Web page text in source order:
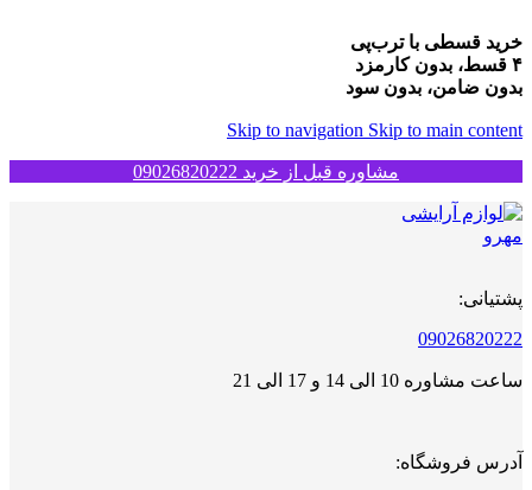
خرید قسطی با ترب‌پی
۴ قسط، بدون کارمزد
بدون ضامن، بدون سود
Skip to navigation Skip to main content
مشاوره قبل از خرید 09026820222
پشتیانی:
09026820222
ساعت مشاوره 10 الی 14 و 17 الی 21
آدرس فروشگاه: